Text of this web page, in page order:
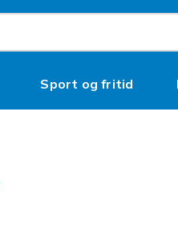
Sport og fritid